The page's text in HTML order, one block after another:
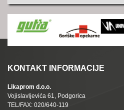
KONTAKT INFORMACIJE
Likaprom d.o.o.
Vojislavljevića 61, Podgorica
TEL/FAX: 020/640-119